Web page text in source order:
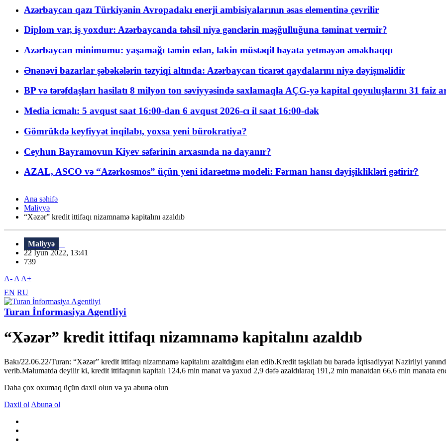
Azərbaycan qazı Türkiyənin Avropadakı enerji ambisiyalarının əsas elementinə çevrilir
Diplom var, iş yoxdur: Azərbaycanda təhsil niyə gənclərin məşğulluğuna təminat vermir?
Azərbaycan minimumu: yaşamağı təmin edən, lakin müstəqil həyata yetməyən əməkhaqqı
Ənənəvi bazarlar şəbəkələrin təzyiqi altında: Azərbaycan ticarət qaydalarını niyə dəyişməlidir
BP və tərəfdaşları hasilatı 8 milyon ton səviyyəsində saxlamaqla AÇG-yə kapital qoyuluşlarını 31 faiz
Media icmalı: 5 avqust saat 16:00-dan 6 avqust 2026-cı il saat 16:00-dək
Gömrükdə keyfiyyət inqilabı, yoxsa yeni bürokratiya?
Ceyhun Bayramovun Kiyev səfərinin arxasında nə dayanır?
AZAL, ASCO və “Azərkosmos” üçün yeni idarəetmə modeli: Fərman hansı dəyişiklikləri gətirir?
Ana səhifə
Maliyyə
“Xəzər” kredit ittifaqı nizamnamə kapitalını azaldıb
Maliyyə
22 İyun 2022, 13:41
739
A- A A+
EN RU
Turan İnformasiya Agentliyi
“Xəzər” kredit ittifaqı nizamnamə kapitalını azaldıb
Bakı/22.06.22/Turan: “Xəzər” kredit ittifaqı nizamnamə kapitalını azaltdığını elan edib.Kredit təşkilatı bu barədə İqtisadiyyat Nazirliyi
verib.Məlumatda deyilir ki, kredit ittifaqının kapitalı 124,6 min manat və yaxud 2,9 dəfə azaldılaraq 191,2 min manatdan 66,6 min manata
Daha çox oxumaq üçün daxil olun və ya abunə olun
Daxil ol Abunə ol